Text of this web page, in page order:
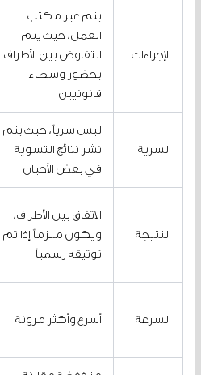
الإجراءات
يتم عبر مكتب
العمل، حيث يتم
التفاوض بين الأطراف
بحضور وسطاء
قانونيين
السرية
ليس سرياً، حيث يتم
نشر نتائج التسوية
في بعض الأحيان
النتيجة
الاتفاق بين الأطراف،
ويكون ملزماً إذا تم
توثيقه رسمياً
السرعة أسرع وأكثر مرونة